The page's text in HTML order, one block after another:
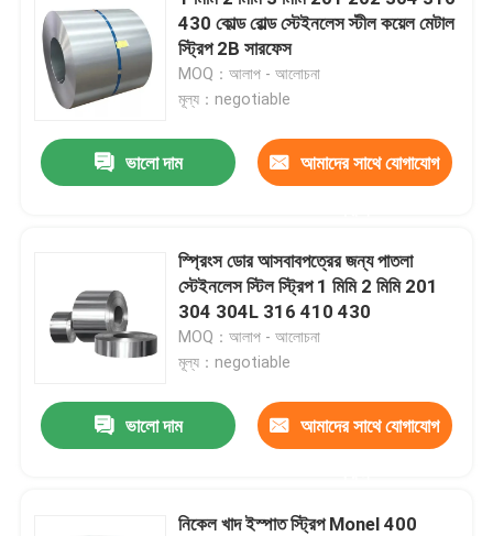
430 কোল্ড রোল্ড স্টেইনলেস স্টীল কয়েল মেটাল
স্ট্রিপ 2B সারফেস
MOQ：আলাপ - আলোচনা
মূল্য：negotiable
ভালো দাম আমাদের সাথে যোগাযোগ
স্প্রিংস ডোর আসবাবপত্রের জন্য পাতলা
স্টেইনলেস স্টিল স্ট্রিপ 1 মিমি 2 মিমি 201
304 304L 316 410 430
MOQ：আলাপ - আলোচনা
মূল্য：negotiable
ভালো দাম আমাদের সাথে যোগাযোগ
নিকেল খাদ ইস্পাত স্ট্রিপ Monel 400